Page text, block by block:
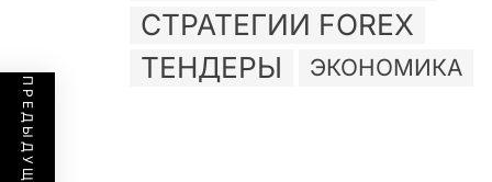
СТРАТЕГИИ FOREX
ТЕНДЕРЫ
ЭКОНОМИКА